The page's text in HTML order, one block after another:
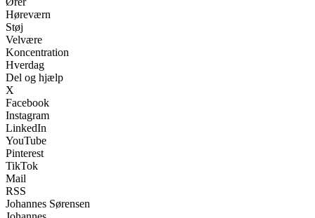
Høreværn
Støj
Velvære
Koncentration
Hverdag
Del og hjælp
X
Facebook
Instagram
LinkedIn
YouTube
Pinterest
TikTok
Mail
RSS
Johannes Sørensen